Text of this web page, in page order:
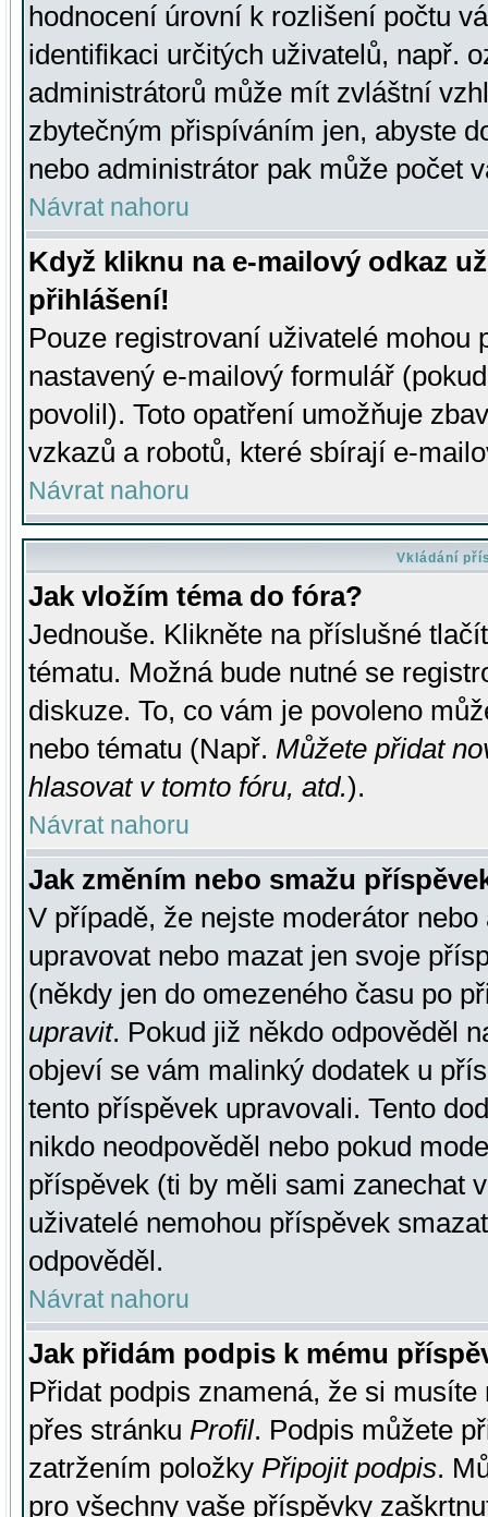
hodnocení úrovní k rozlišení počtu
identifikaci určitých uživatelů, např.
administrátorů může mít zvláštní
zbytečným přispíváním jen, abyste
nebo administrátor pak může počet
Návrat nahoru
Když kliknu na e-mailový odkaz
přihlášení!
Pouze registrovaní uživatelé mohou
nastavený e-mailový formulář
povolil). Toto opatření umožňuje
vzkazů a robotů, které sbírají e-
Návrat nahoru
Vkládání
Jak vložím téma do fóra?
Jednouše. Klikněte na příslušné
tématu. Možná bude nutné se
diskuze. To, co vám je povoleno
nebo tématu (Např. Můžete přidat
hlasovat v tomto fóru, atd.).
Návrat nahoru
Jak změním nebo smažu
V případě, že nejste moderátor
upravovat nebo mazat jen svoje
(někdy jen do omezeného času po
upravit. Pokud již někdo odpověděl
objeví se vám malinký dodatek u
tento příspěvek upravovali. Tento
nikdo neodpověděl nebo pokud
příspěvek (ti by měli sami zanechat
uživatelé nemohou příspěvek
odpověděl.
Návrat nahoru
Jak přidám podpis k mému
Přidat podpis znamená, že si
přes stránku Profil. Podpis můžete
zatržením položky Připojit podpis.
pro všechny vaše příspěvky